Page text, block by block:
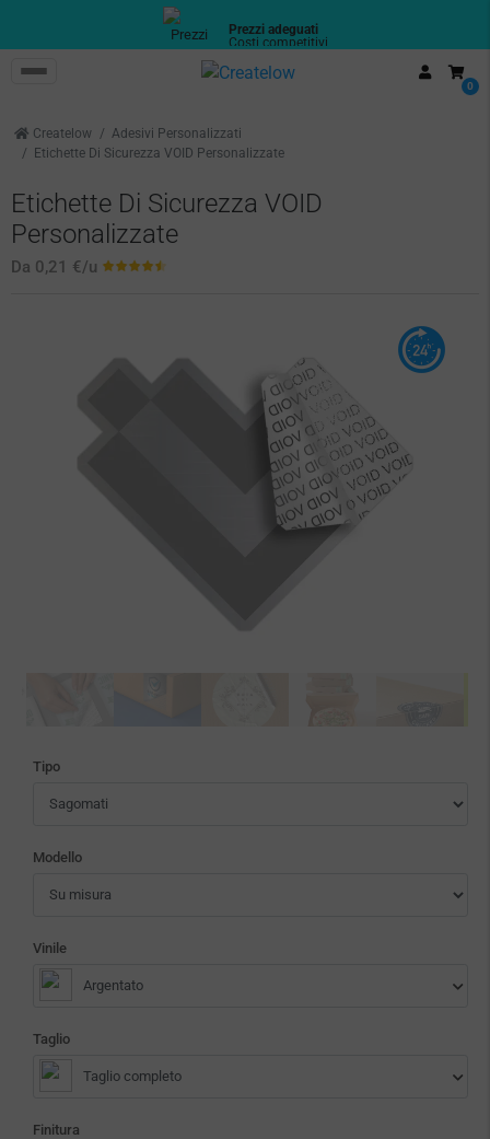
Prezzi adeguati
Costi competitivi
0
Createlow
Adesivi Personalizzati
Etichette Di Sicurezza VOID Personalizzate
Etichette Di Sicurezza VOID
Personalizzate
Da 0,21 €/u
Tipo
Modello
Vinile
Argentato
Taglio
Taglio completo
Finitura